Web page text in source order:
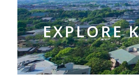
EXPLORE